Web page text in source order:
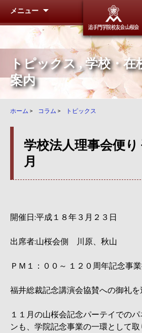
メニュー
トピックス,学校・在
案内
ホーム > コラム > トピックス
学校法人理事会便り
月
開催日:平成１８年３月２３日
出席者:山桜会側 川原、秋山
ＰＭ１：００～ １２０周年記念事
福井総裁記念講演会協賛への御礼を
１１月の山桜会記念パーテイでの
ンも、学院記念事業の一環として